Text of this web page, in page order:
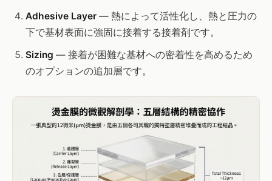
Adhesive Layer — 熱によって活性化し、熱と圧力の
下で基材表面に強固に接着する接着剤です。
Sizing — 接着が困難な基材への密着性を高めるため
のオプションの追加層です。